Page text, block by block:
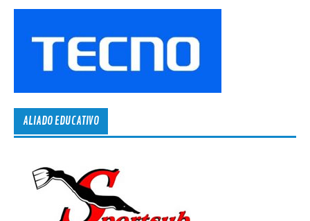
ALIADO EDUCATIVO